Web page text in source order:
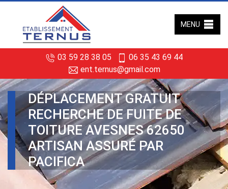
03 59 28 38 05
06 35 43 69 44
ent.ternus@gmail.com
MENU
DÉPLACEMENT GRATUIT
RECHERCHE DE FUITE DE
TOITURE AVESNES 62650
ARTISAN ASSURÉ PAR
PACIFICA